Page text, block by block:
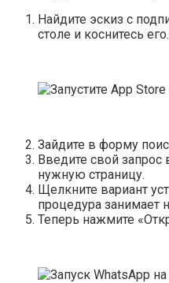
Найдите эскиз с
столе и коснитесь его.
Зайдите в форму
Введите свой запрос
нужную страницу.
Щелкните вариант
процедура занимает
Теперь нажмите